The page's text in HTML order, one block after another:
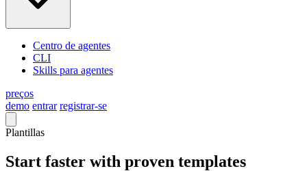
Centro de agentes
CLI
Skills para agentes
preços
demo entrar registrar-se
Plantillas
Start faster with proven templates